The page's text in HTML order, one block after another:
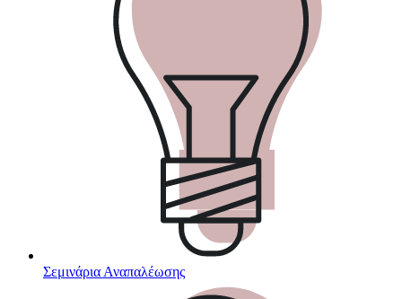
Σεμινάρια Αναπαλέωσης